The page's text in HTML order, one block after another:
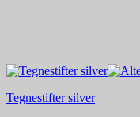
Tegnestifter silver